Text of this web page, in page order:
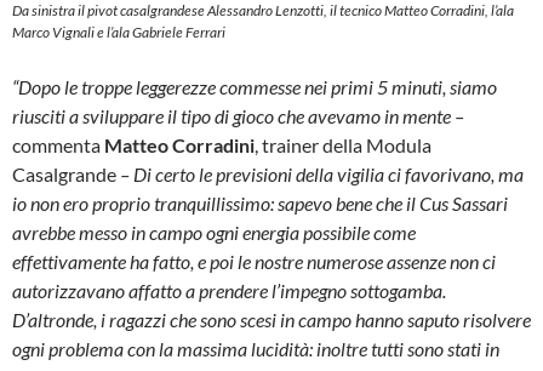
Da sinistra il pivot casalgrandese Alessandro Lenzotti, il tecnico Matteo Corradini, l’ala
Marco Vignali e l’ala Gabriele Ferrari
“Dopo le troppe leggerezze commesse nei primi 5 minuti, siamo
riusciti a sviluppare il tipo di gioco che avevamo in mente –
commenta Matteo Corradini, trainer della Modula
Casalgrande – Di certo le previsioni della vigilia ci favorivano, ma
io non ero proprio tranquillissimo: sapevo bene che il Cus Sassari
avrebbe messo in campo ogni energia possibile come
effettivamente ha fatto, e poi le nostre numerose assenze non ci
autorizzavano affatto a prendere l’impegno sottogamba.
D’altronde, i ragazzi che sono scesi in campo hanno saputo risolvere
ogni problema con la massima lucidità: inoltre tutti sono stati in